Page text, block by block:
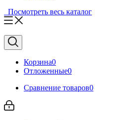
Посмотреть весь каталог
Корзина0
Отложенные0
Сравнение товаров0